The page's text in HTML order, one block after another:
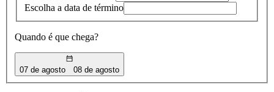
Escolha a data de término
Quando é que chega?
07 de agosto 08 de agosto